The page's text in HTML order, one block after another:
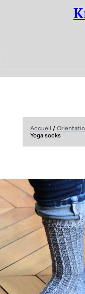
h
Accueil /
Yoga socks